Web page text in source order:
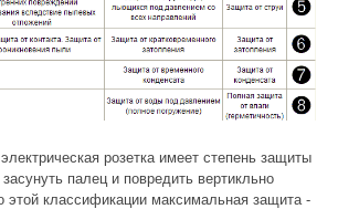
розетка имеет степень защиты
палец и повредить вертикльно
классификaции максимальная защита -